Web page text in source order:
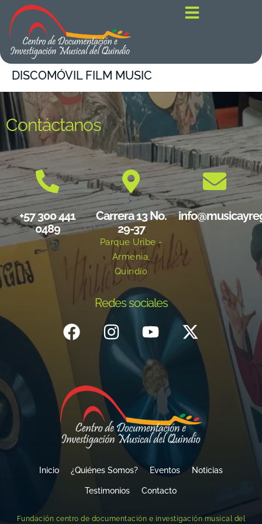
contenido
DISCOMÓVIL FILM MUSIC
Contáctanos
+57 300 441
0489
Carrera 13 No.
29-37
Parque Uribe -
Armenia,
Quindío
Redes sociales
Inicio ¿Quiénes Somos? Eventos Noticias
Testimonios Contacto
Fundación centro de documentación e investigación musical del